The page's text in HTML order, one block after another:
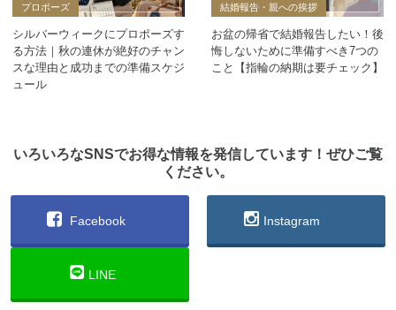
プロポーズ
シルバーウィークにプロポーズす
る方法｜秋の連休が絶好のチャン
スな理由と成功までの準備スケジ
ュール
結婚報告・親への挨拶
お盆の帰省で結婚報告したい！後
悔しないために準備すべき7つの
こと【指輪の納期は要チェック】
いろいろなSNSでお得な情報を発信しています！ぜひご覧
ください。
Facebook Instagram
LINE